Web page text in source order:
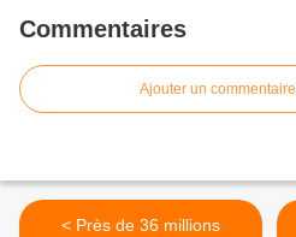
Commentaires
Ajouter un commentaire
< Près de 36 millions